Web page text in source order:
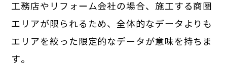
工務店やリフォーム会社の場合、施工する商圏
エリアが限られるため、全体的なデータよりも
エリアを絞った限定的なデータが意味を持ちま
す。